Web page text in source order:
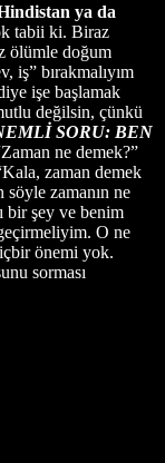
ya da
tabii ki. Biraz
ölümle doğum
iş” bırakmalıyım
işe başlamak
değilsin, çünkü
SORU: BEN
ne demek?”
zaman demek
zamanın ne
bir şey ve benim
O ne
önemi yok.
sorması